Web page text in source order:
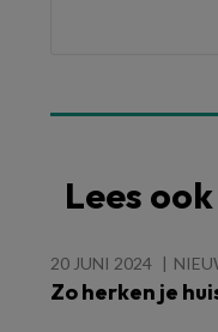
Lees ook
20 JUNI 2024
Zo herken je